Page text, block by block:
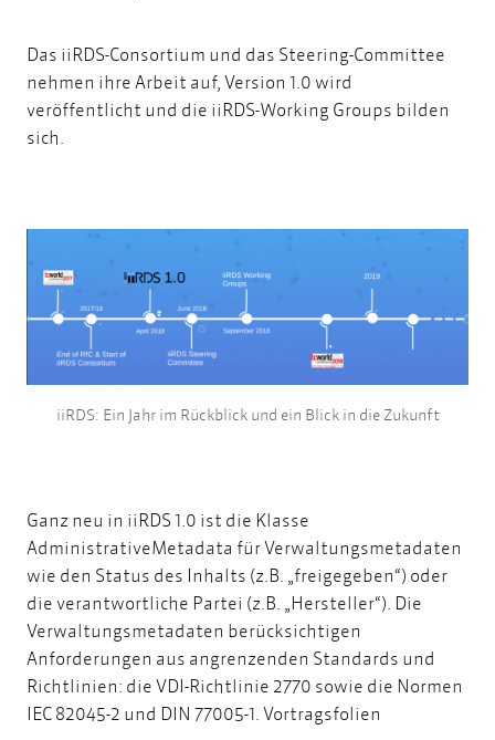
Das iiRDS-Consortium und das Steering-Committee
nehmen ihre Arbeit auf, Version 1.0 wird
veröffentlicht und die iiRDS-Working Groups bilden
sich.
iiRDS: Ein Jahr im Rückblick und ein Blick in die Zukunft
Ganz neu in iiRDS 1.0 ist die Klasse
AdministrativeMetadata für Verwaltungsmetadaten
wie den Status des Inhalts (z.B. „freigegeben“) oder
die verantwortliche Partei (z.B. „Hersteller“). Die
Verwaltungsmetadaten berücksichtigen
Anforderungen aus angrenzenden Standards und
Richtlinien: die VDI-Richtlinie 2770 sowie die Normen
IEC 82045-2 und DIN 77005-1. Vortragsfolien